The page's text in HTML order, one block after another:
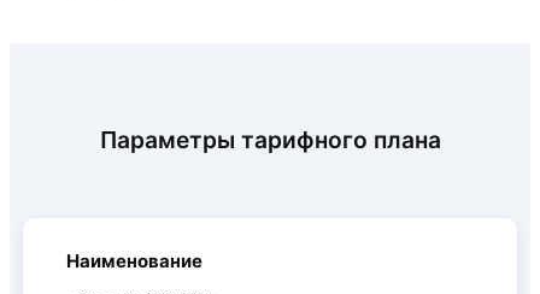
Параметры тарифного плана
Наименование